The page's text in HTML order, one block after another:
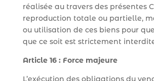
réalisée au travers des présentes
reproduction totale ou partielle,
ou utilisation de ces biens pour
que ce soit est strictement
Article 16 : Force majeure
L’exécution des obligations du